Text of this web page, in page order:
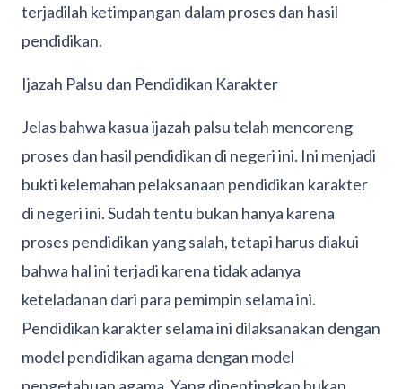
terjadilah ketimpangan dalam proses dan hasil
pendidikan.
Ijazah Palsu dan Pendidikan Karakter
Jelas bahwa kasua ijazah palsu telah mencoreng
proses dan hasil pendidikan di negeri ini. Ini menjadi
bukti kelemahan pelaksanaan pendidikan karakter
di negeri ini. Sudah tentu bukan hanya karena
proses pendidikan yang salah, tetapi harus diakui
bahwa hal ini terjadi karena tidak adanya
keteladanan dari para pemimpin selama ini.
Pendidikan karakter selama ini dilaksanakan dengan
model pendidikan agama dengan model